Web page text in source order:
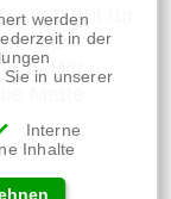
auch gut für
und
Wir
Matte
werden
in der
in unserer
Interne
Inhalte